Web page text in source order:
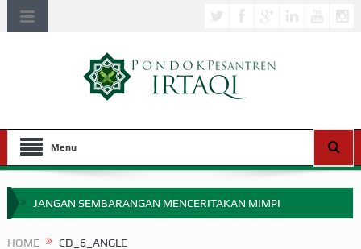
Menu
JANGAN SEMBARANGAN MENCERITAKAN MIMPI
HOME CD_6_ANGLE